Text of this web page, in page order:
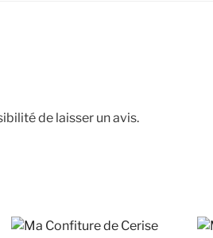
de laisser un avis.